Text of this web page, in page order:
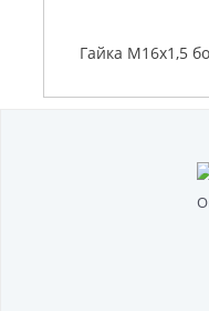
Гайка М16х1,5